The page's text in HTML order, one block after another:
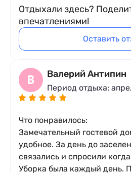
Отдыхали здесь?
впечатлениями!
Оставить
В Валерий Антипин
Период отдыха:
Что понравилось:
Замечательный гостевой
удобное. За день до
связались и спросили
Уборка была каждый день.